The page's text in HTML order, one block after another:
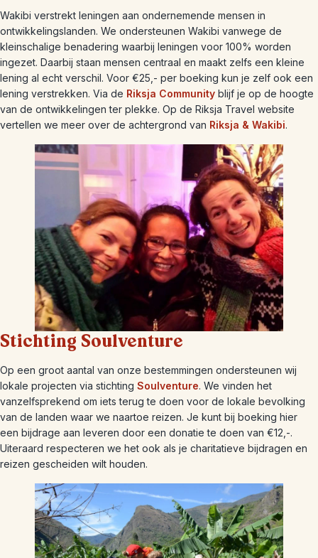
Wakibi verstrekt leningen aan ondernemende mensen in
ontwikkelingslanden. We ondersteunen Wakibi vanwege de
kleinschalige benadering waarbij leningen voor 100% worden
ingezet. Daarbij staan mensen centraal en maakt zelfs een kleine
lening al echt verschil. Voor €25,- per boeking kun je zelf ook een
lening verstrekken. Via de Riksja Community blijf je op de hoogte
van de ontwikkelingen ter plekke. Op de Riksja Travel website
vertellen we meer over de achtergrond van Riksja & Wakibi.
Stichting Soulventure
Op een groot aantal van onze bestemmingen ondersteunen wij
lokale projecten via stichting Soulventure. We vinden het
vanzelfsprekend om iets terug te doen voor de lokale bevolking
van de landen waar we naartoe reizen. Je kunt bij boeking hier
een bijdrage aan leveren door een donatie te doen van €12,-.
Uiteraard respecteren we het ook als je charitatieve bijdragen en
reizen gescheiden wilt houden.